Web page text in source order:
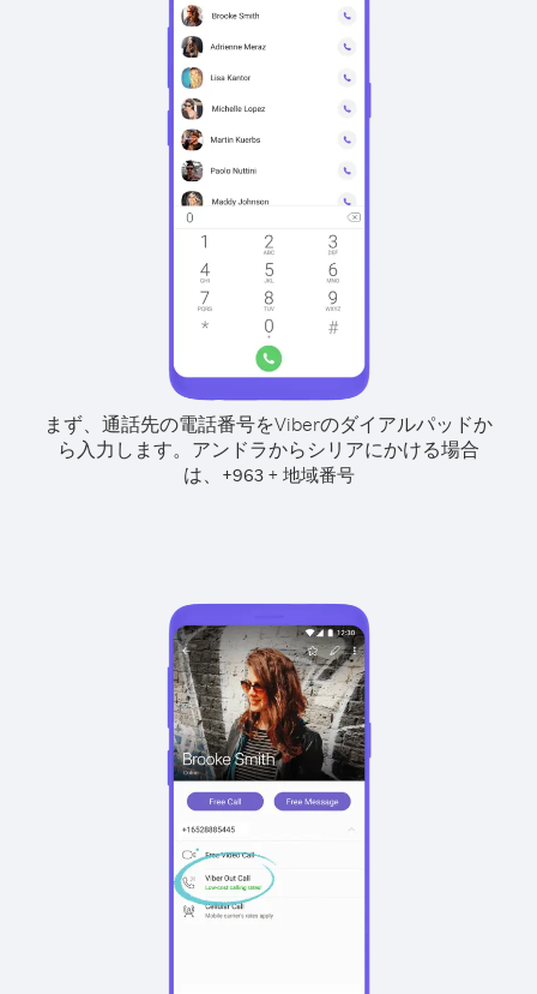
まず、通話先の電話番号をViberのダイアルパッドか
ら入力します。 アンドラからシリアにかける場合
は、
+963+ 地域番号